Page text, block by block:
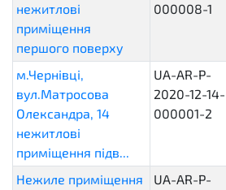
нежитлові
приміщення
першого поверху
000008-1
м.Чернівці,
вул.Матросова
Олександра, 14
нежитлові
приміщення підв...
UA-AR-P-
2020-12-14-
000001-2
Нежиле приміщення
UA-AR-P-